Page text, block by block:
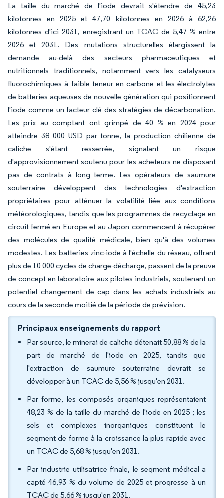
La taille du marché de l'iode devrait s'étendre de 45,23
kilotonnes en 2025 et 47,70 kilotonnes en 2026 à 62,26
kilotonnes d'ici 2031, enregistrant un TCAC de 5,47 % entre
2026 et 2031. Des mutations structurelles élargissent la
demande au-delà des secteurs pharmaceutiques et
nutritionnels traditionnels, notamment vers les catalyseurs
fluorochimiques à faible teneur en carbone et les électrolytes
de batteries aqueuses de nouvelle génération qui positionnent
l'iode comme un facteur clé des stratégies de décarbonation.
Les prix au comptant ont grimpé de 40 % en 2024 pour
atteindre 38 000 USD par tonne, la production chilienne de
caliche s'étant resserrée, signalant un risque
d'approvisionnement soutenu pour les acheteurs ne disposant
pas de contrats à long terme. Les opérateurs de saumure
souterraine développent des technologies d'extraction
propriétaires pour atténuer la volatilité liée aux conditions
météorologiques, tandis que les programmes de recyclage en
circuit fermé en Europe et au Japon commencent à récupérer
des molécules de qualité médicale, bien qu'à des volumes
modestes. Les batteries zinc-iode à l'échelle du réseau, offrant
plus de 10 000 cycles de charge-décharge, passent de la preuve
de concept en laboratoire aux pilotes industriels, soutenant un
potentiel changement de cap dans les achats industriels au
cours de la seconde moitié de la période de prévision.
Principaux enseignements du rapport
Par source, le minerai de caliche détenait 50,88 % de la
part de marché de l'iode en 2025, tandis que
l'extraction de saumure souterraine devrait se
développer à un TCAC de 5,56 % jusqu'en 2031.
Par forme, les composés organiques représentaient
48,23 % de la taille du marché de l'iode en 2025 ; les
sels et complexes inorganiques constituent le
segment de forme à la croissance la plus rapide avec
un TCAC de 5,68 % jusqu'en 2031.
Par industrie utilisatrice finale, le segment médical a
capté 46,93 % du volume de 2025 et progresse à un
TCAC de 5,66 % jusqu'en 2031.